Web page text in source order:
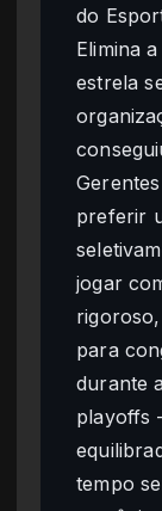
do
Elimina
estrela
preferir
jogar
para
durante
playoffs
tempo